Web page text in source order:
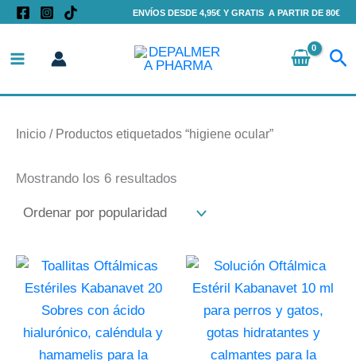
contenido
ENVÍOS DESDE 4,95€ Y GRATIS A PARTIR DE 80€
Inicio / Productos etiquetados “higiene ocular”
Mostrando los 6 resultados
Ordenado
por